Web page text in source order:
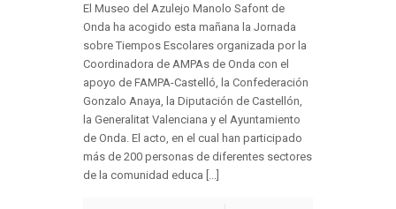
El Museo del Azulejo Manolo Safont de
Onda ha acogido esta mañana la Jornada
sobre Tiempos Escolares organizada por la
Coordinadora de AMPAs de Onda con el
apoyo de FAMPA-Castelló, la Confederación
Gonzalo Anaya, la Diputación de Castellón,
la Generalitat Valenciana y el Ayuntamiento
de Onda. El acto, en el cual han participado
más de 200 personas de diferentes sectores
de la comunidad educa [...]